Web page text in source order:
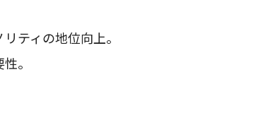
ティの地位向上。
。